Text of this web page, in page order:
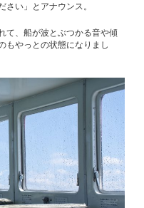
さい」とアナウンス。
て、船が波とぶつかる音や傾
もやっとの状態になりまし